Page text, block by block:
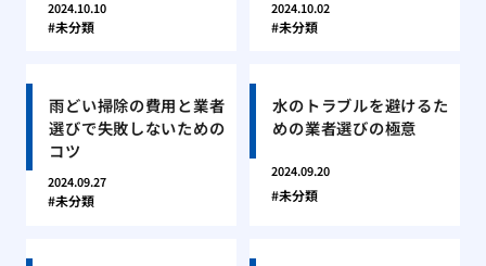
2024.10.10
未分類
2024.10.02
未分類
雨どい掃除の費用と業者
選びで失敗しないための
コツ
2024.09.27
未分類
水のトラブルを避けるた
めの業者選びの極意
2024.09.20
未分類